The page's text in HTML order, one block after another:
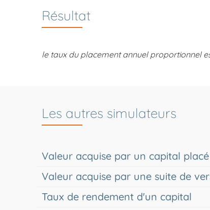
Résultat
le taux du placement annuel proportionnel
Les autres simulateurs
Valeur acquise par un capital
Valeur acquise par une suite de
Taux de rendement d'un capital